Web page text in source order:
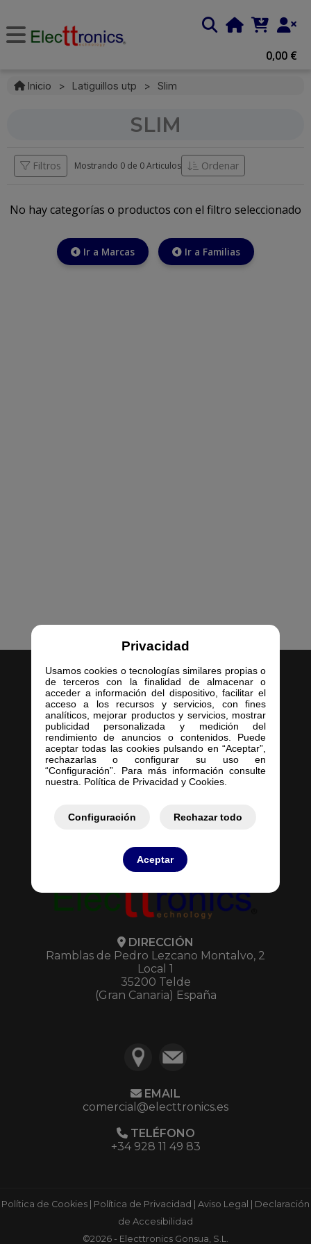
Privacidad
Usamos cookies o tecnologías similares propias o
de terceros con la finalidad de almacenar o
acceder a información del dispositivo, facilitar el
acceso a los recursos y servicios, con fines
analíticos, mejorar productos y servicios, mostrar
publicidad personalizada y medición del
rendimiento de anuncios o contenidos. Puede
aceptar todas las cookies pulsando en “Aceptar”,
rechazarlas o configurar su uso en
“Configuración”. Para más información consulte
nuestra. Política de Privacidad y Cookies.
Configuración Rechazar todo
Aceptar
0,00 €
Inicio > Latiguillos utp > Slim
SLIM
Filtros Mostrando 0 de 0 Articulos Ordenar
No hay categorías o productos con el filtro seleccionado
Ir a Marcas Ir a Familias
Inicio
Empresa
Servicios
Contacto
Mis Presupuestos
DIRECCIÓN
Ramblas de Pedro Lezcano Montalvo, 2
Local 1
35200 Telde
(Gran Canaria) España
EMAIL
comercial@electtronics.es
TELÉFONO
+34 928 11 49 83
Política de Cookies Política de Privacidad Aviso Legal
Declaración
de Accesibilidad
©2026 - Electtronics Gonsua, S.L.